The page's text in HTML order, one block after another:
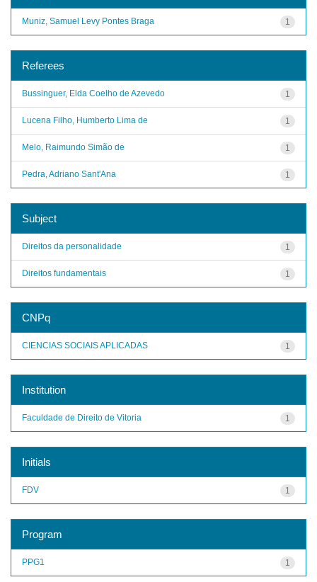
1
Muniz, Samuel Levy Pontes Braga
Referees
1
Bussinguer, Elda Coelho de Azevedo
1
Lucena Filho, Humberto Lima de
1
Melo, Raimundo Simão de
1
Pedra, Adriano Sant'Ana
Subject
1
Direitos da personalidade
1
Direitos fundamentais
CNPq
1
CIENCIAS SOCIAIS APLICADAS
Institution
1
Faculdade de Direito de Vitoria
Initials
1
FDV
Program
1
PPG1